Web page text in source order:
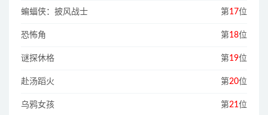
蝙蝠侠：披风战士 第17位
恐怖角 第18位
谜探休格 第19位
赴汤蹈火 第20位
乌鸦女孩 第21位